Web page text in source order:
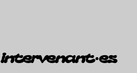
intervenant·es